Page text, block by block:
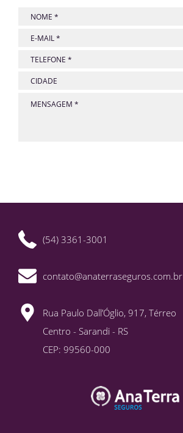
(54) 3361-3001
contato@anaterraseguros.com.br
Rua Paulo Dall’Óglio, 917, Térreo
Centro - Sarandi - RS
CEP: 99560-000